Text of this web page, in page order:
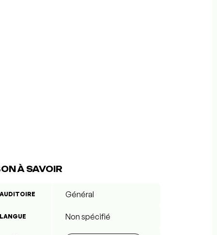
À SAVOIR
AUDITOIRE Général
LANGUE Non spécifié